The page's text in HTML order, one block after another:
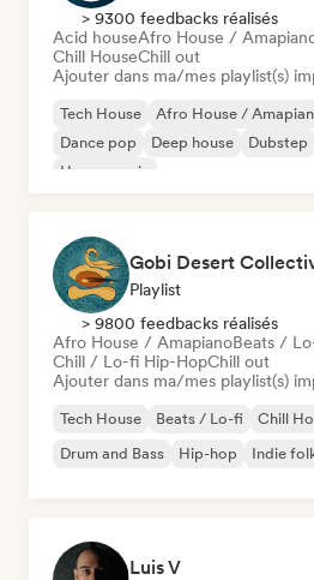
> 9300 feedbacks réalisés
Acid houseAfro House /
Chill HouseChill out
Ajouter dans ma/mes playlist(s)
Tech House Afro House /
Dance pop
Deep house Dubstep
House music
Gobi Desert
Playlist
> 9800 feedbacks réalisés
Afro House / AmapianoBeats /
Chill / Lo-fi Hip-HopChill out
Ajouter dans ma/mes playlist(s)
Tech House Beats / Lo-fi Chill
Drum and Bass
Hip-hop Indie
Luis V